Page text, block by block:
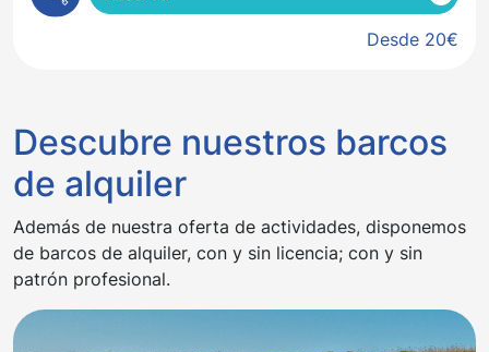
Desde 20€
Descubre nuestros barcos
de alquiler
Además de nuestra oferta de actividades, disponemos
de barcos de alquiler, con y sin licencia; con y sin
patrón profesional.